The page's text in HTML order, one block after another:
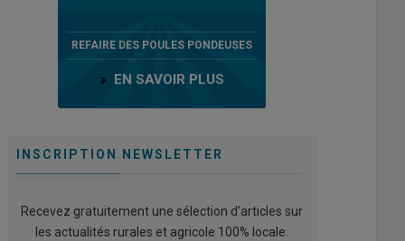
REFAIRE DES POULES PONDEUSES
EN SAVOIR PLUS
INSCRIPTION NEWSLETTER
Recevez gratuitement une sélection d’articles sur
les actualités rurales et agricole 100% locale.